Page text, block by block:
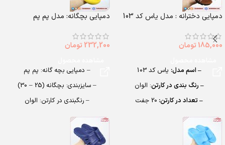
دمپایی دخترانه : مدل یاس کد 103
185,000 تومان
– اسم مدل: یاس کد 103
– رنگ بندی در کارتن: الوان
– تعداد در کارتن: 20 جفت
– جنس:
– سایزبندی:
دمپایی بچگانه: مدل پم پم
232,200 تومان
– دمپایی بچه گانه: پم پم
– سایزبندی: بچگانه (25 – 30)
– رنگبندی در کارتن: الوان
– تعداد در کارتن:24 جفت
– جنس: EVA Soft